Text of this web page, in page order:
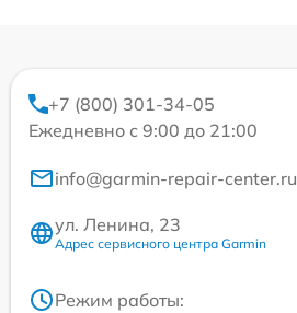
+7 (800) 301-34-05
Ежедневно с 9:00 до 21:00
info@garmin-repair-center.ru
ул. Ленина, 23
Адрес сервисного центра Garmin
Режим работы: